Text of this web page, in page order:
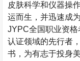
皮肤科学和仪器操
运而生，并迅速成
JYPC全国职业资
认证领域的先行者
书，为有志于投身